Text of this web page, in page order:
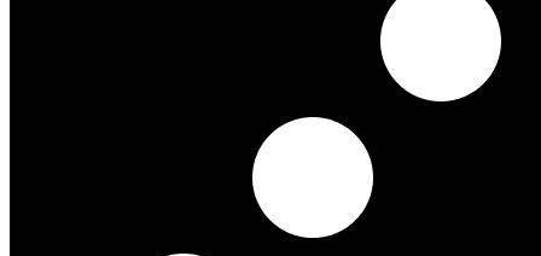
Darstellende Kunst
Kabinetttheater